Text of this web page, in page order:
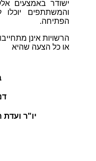
ישודר באמצעים
והמשתתפים
הפתיחה.
הרשויות אינן
או כל הצעה שהיא
יו"ר